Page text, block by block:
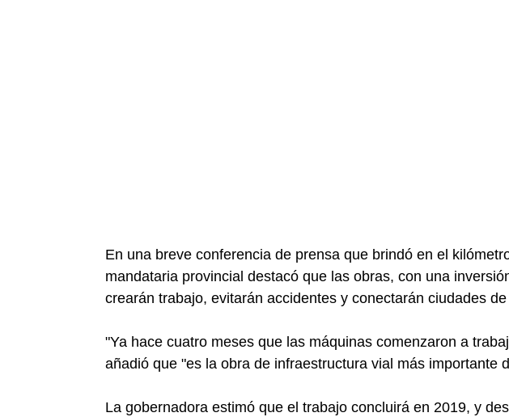
En una breve conferencia de prensa que brindó en el
mandataria provincial destacó que las obras, con una
crearán trabajo, evitarán accidentes y conectarán ciudades
"Ya hace cuatro meses que las máquinas comenzaron a
añadió que "es la obra de infraestructura vial más importante
La gobernadora estimó que el trabajo concluirá en 2019, y